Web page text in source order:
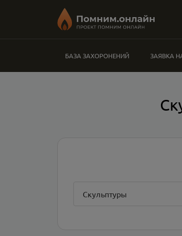
БАЗА ЗАХОРОНЕНИЙ ЗАЯВКА
Скульптуры